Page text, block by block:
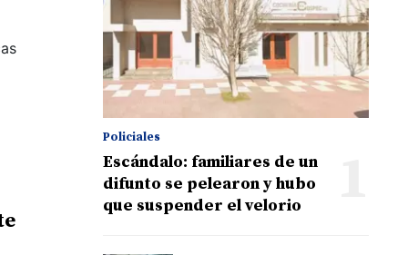
Policiales
Escándalo: familiares de un
difunto se pelearon y hubo
que suspender el velorio